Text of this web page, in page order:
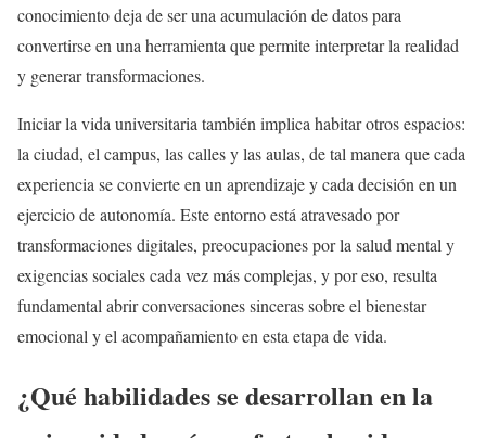
conocimiento deja de ser una acumulación de datos para
convertirse en una herramienta que permite interpretar la realidad
y generar transformaciones.
Iniciar la vida universitaria también implica habitar otros espacios:
la ciudad, el campus, las calles y las aulas, de tal manera que cada
experiencia se convierte en un aprendizaje y cada decisión en un
ejercicio de autonomía. Este entorno está atravesado por
transformaciones digitales, preocupaciones por la salud mental y
exigencias sociales cada vez más complejas, y por eso, resulta
fundamental abrir conversaciones sinceras sobre el bienestar
emocional y el acompañamiento en esta etapa de vida.
¿Qué habilidades se desarrollan en la